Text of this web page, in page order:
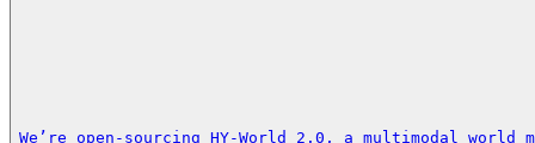
We’re open-sourcing HY-World 2.0, a multimodal